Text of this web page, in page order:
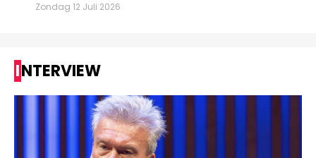
Zondag 12 Juli 2026
INTERVIEW